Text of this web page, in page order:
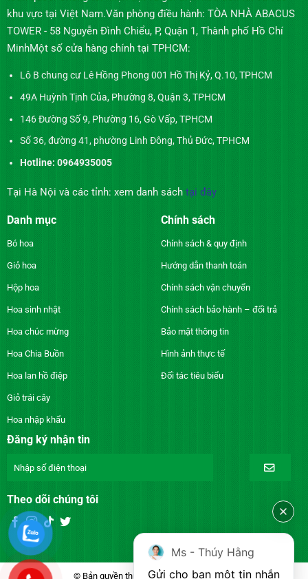
khu vực tại Việt Nam.Văn phòng điều hành: TÒA NHÀ ABACUS
TOWER - 58 Nguyễn Đình Chiểu, P, Quận 1, Thành phố Hồ Chí
MinhMột số cửa hàng chính tại TPHCM:
Lô B chung cư Lê Hồng Phong 001 Hồ Thị Kỷ, Q.10, TPHCM
49A Huỳnh Tịnh Của, Phường 8, Quận 3, TPHCM
146 Đường Số 9, Phường 16, Gò Vấp, TPHCM
Số 36, đường 41, phường Linh Đông, Thủ Đức, TPHCM
Hotline: 0964935005
Tại Hà Nội và các tỉnh: xem danh sách tại đây
Danh mục
Bó hoa
Giỏ hoa
Hộp hoa
Hoa sinh nhật
Hoa chúc mừng
Hoa Chia Buồn
Hoa lan hồ điệp
Giỏ trái cây
Hoa nhập khẩu
Chính sách
Chính sách & quy định
Hướng dẫn thanh toán
Chính sách vận chuyển
Chính sách bảo hành – đổi trả
Bảo mật thông tin
Hình ảnh thực tế
Đối tác tiêu biểu
Đăng ký nhận tin
Theo dõi chúng tôi
© Bản quyền thuộc về DienhoaXANH.com
Ms - Thúy Hằng
Gửi cho bạn một tin nhắn